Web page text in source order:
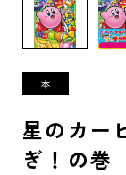
星のカー
ぎ！の巻